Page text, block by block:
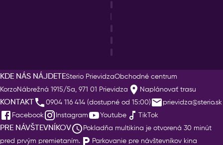
KDE NÁS NÁJDETESterio PrievidzaObchodné centrum
KorzoNábrežná 1915/5a, 971 01 Prievidza Naplánovať trasu
KONTAKT 0904 116 414 (dostupné od 15:00)
prievidza@sterio.sk
Facebook
Instagram Youtube TikTok
PRE NÁVŠTEVNÍKOV
Pokladňa multikina je otvorená 30 minút
pred prvým premietaním.
Parkovanie pre návštevníkov kina